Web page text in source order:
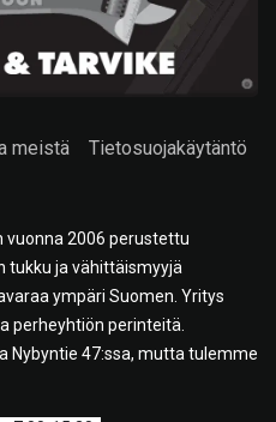
meistä Tietosuojakäytäntö
vuonna 2006 perustettu
tukku ja vähittäismyyjä
ympäri Suomen. Yritys
perheyhtiön perinteitä.
Nybyntie 47:ssa, mutta tulemme